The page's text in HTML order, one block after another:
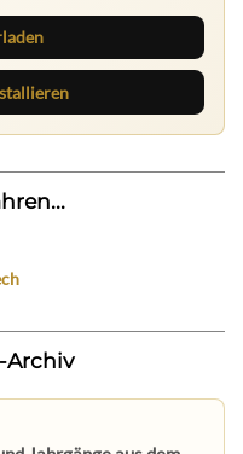
Archiv